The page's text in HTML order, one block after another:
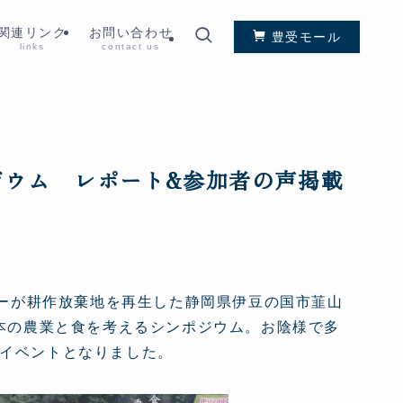
連リンク
links
お問い合わせ
contact us
豊受モール
ム レポート&参加者の声掲載
耕作放棄地を再生した静岡県伊豆の国市韮山
農業と食を考えるシンポジウム。お陰様で多
ベントとなりました。